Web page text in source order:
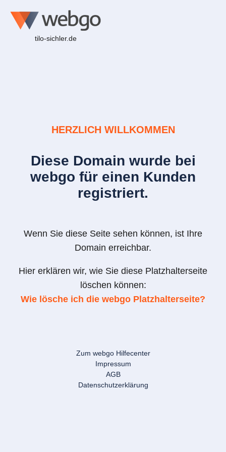
tilo-sichler.de
HERZLICH WILLKOMMEN
Diese Domain wurde bei
webgo für einen Kunden
registriert.
Wenn Sie diese Seite sehen können, ist Ihre
Domain erreichbar.
Hier erklären wir, wie Sie diese Platzhalterseite
löschen können:
Wie lösche ich die webgo Platzhalterseite?
Zum webgo Hilfecenter
Impressum
AGB
Datenschutzerklärung